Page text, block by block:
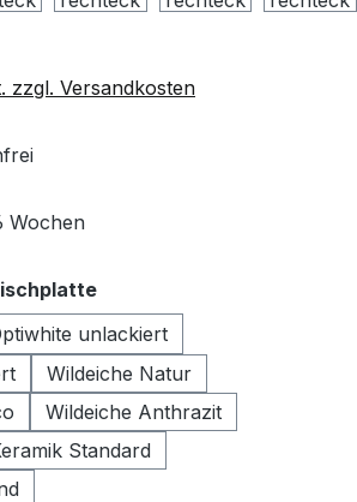
zzgl. Versandkosten
Wochen
auswählen
unlackiert
Wildeiche Natur
Wildeiche Anthrazit
Standard